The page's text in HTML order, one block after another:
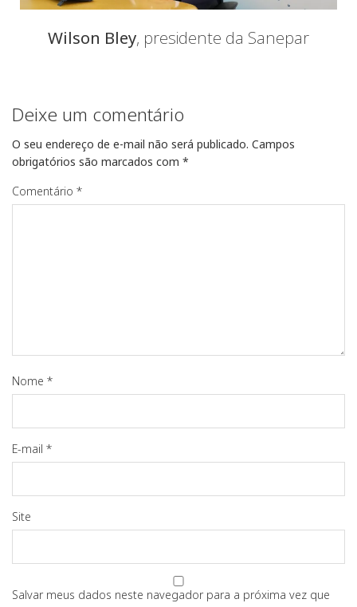
Wilson Bley, presidente da Sanepar
Deixe um comentário
O seu endereço de e-mail não será publicado. Campos
obrigatórios são marcados com *
Comentário *
Nome *
E-mail *
Site
Salvar meus dados neste navegador para a próxima vez que